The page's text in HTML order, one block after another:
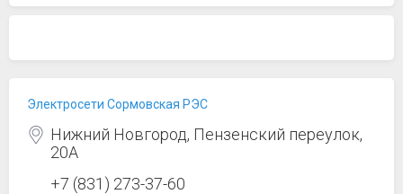
Электросети Сормовская РЭС
Нижний Новгород, Пензенский переулок,
20А
+7 (831) 273-37-60